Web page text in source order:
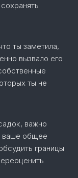
ты заметила,
вызвало его
ты не
важно
ваше общее
границы